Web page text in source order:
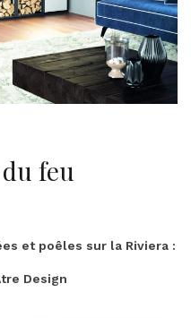
feu
et poêles sur la Riviera :
Design